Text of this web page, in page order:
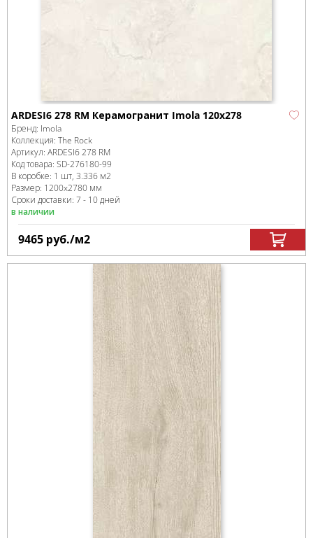
ARDESI6 278 RM Керамогранит Imola 120x278
Бренд: Imola
Коллекция: The Rock
Артикул: ARDESI6 278 RM
Код товара: SD-276180-99
В коробке: 1 шт, 3.336 м2
Размер: 1200x2780 мм
Сроки доставки: 7 - 10 дней
в наличии
9465 руб./м2